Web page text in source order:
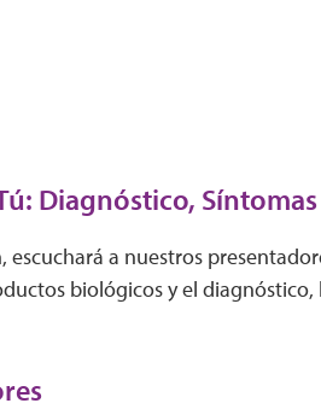
Diagnóstico, Síntomas
escuchará a nuestros
biológicos y el